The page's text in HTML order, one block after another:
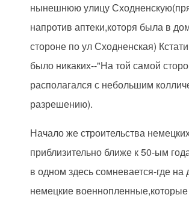
нынешнюю улицу
напротив аптеки,которя была в
стороне по ул Сходненская)
было никаких--"На той самой
располагался с небольшим
разрешению).
Начало же строительства
приблизительно ближе к 50-ым
в одном здесь сомневается-где
немецкие